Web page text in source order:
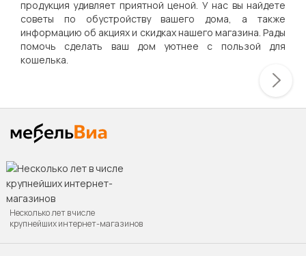
продукция удивляет приятной ценой. У нас вы найдете
советы по обустройству вашего дома, а также
информацию об акциях и скидках нашего магазина. Рады
помочь сделать ваш дом уютнее с пользой для
кошелька.
Несколько лет в числе
крупнейших интернет-магазинов